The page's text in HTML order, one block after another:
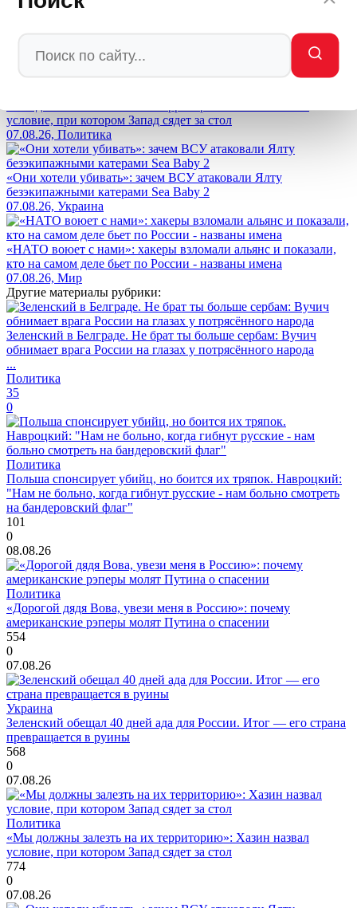
Зеленский обещал 40 дней ада для России. Итог — его страна
превращается в руины
07.08.26, Украина
условие, при котором Запад сядет за стол
07.08.26, Политика
«Они хотели убивать»: зачем ВСУ атаковали Ялту
безэкипажными катерами Sea Baby 2
07.08.26, Украина
«НАТО воюет с нами»: хакеры взломали альянс и показали,
кто на самом деле бьет по России - названы имена
07.08.26, Мир
Другие материалы рубрики:
Зеленский в Белграде. Не брат ты больше сербам: Вучич
обнимает врага России на глазах у потрясённого народа
...
Политика
35
0
Политика
Польша спонсирует убийц, но боится их тряпок. Навроцкий:
"Нам не больно, когда гибнут русские - нам больно смотреть
на бандеровский флаг"
101
0
08.08.26
Политика
«Дорогой дядя Вова, увези меня в Россию»: почему
американские рэперы молят Путина о спасении
554
0
07.08.26
Украина
Зеленский обещал 40 дней ада для России. Итог — его страна
превращается в руины
568
0
07.08.26
Политика
«Мы должны залезть на их территорию»: Хазин назвал
условие, при котором Запад сядет за стол
774
0
07.08.26